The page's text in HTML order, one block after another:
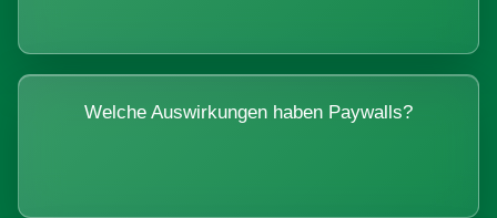
Welche Auswirkungen haben Paywalls?